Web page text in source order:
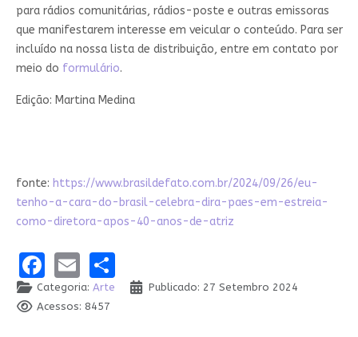
para rádios comunitárias, rádios-poste e outras emissoras
que manifestarem interesse em veicular o conteúdo. Para ser
incluído na nossa lista de distribuição, entre em contato por
meio do formulário.
Edição: Martina Medina
fonte: https://www.brasildefato.com.br/2024/09/26/eu-
tenho-a-cara-do-brasil-celebra-dira-paes-em-estreia-
como-diretora-apos-40-anos-de-atriz
Facebook
EmailShare
Categoria: Arte
Publicado: 27 Setembro 2024
Acessos: 8457